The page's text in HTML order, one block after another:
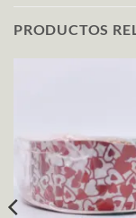
PRODUCTOS